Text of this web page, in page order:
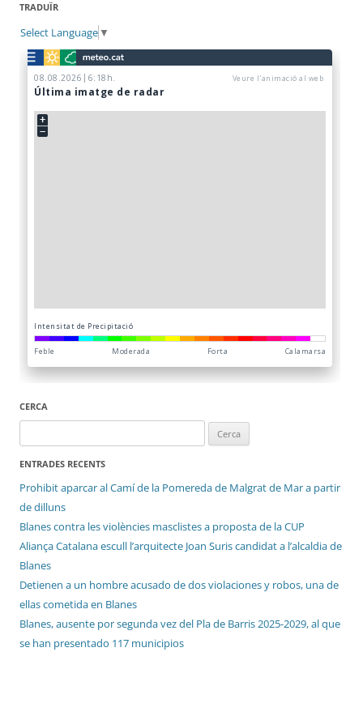
TRADUÏR
Select Language ▼
CERCA
ENTRADES RECENTS
Prohibit aparcar al Camí de la Pomereda de Malgrat de Mar a partir
de dilluns
Blanes contra les violències masclistes a proposta de la CUP
Aliança Catalana escull l’arquitecte Joan Suris candidat a l’alcaldia de
Blanes
Detienen a un hombre acusado de dos violaciones y robos, una de
ellas cometida en Blanes
Blanes, ausente por segunda vez del Pla de Barris 2025-2029, al que
se han presentado 117 municipios